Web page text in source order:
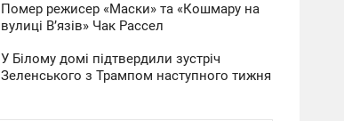
Помер режисер «Маски» та «Кошмару на
вулиці В’язів» Чак Рассел
У Білому домі підтвердили зустріч
Зеленського з Трампом наступного тижня